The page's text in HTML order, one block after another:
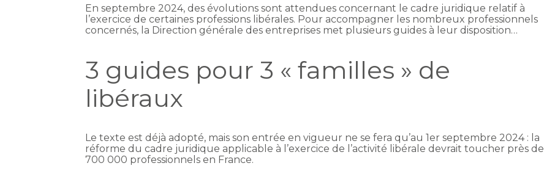
En septembre 2024, des évolutions sont attendues concernant le cadre juridique relatif à
l’exercice de certaines professions libérales. Pour accompagner les nombreux professionnels
concernés, la Direction générale des entreprises met plusieurs guides à leur disposition…
3 guides pour 3 « familles » de
libéraux
Le texte est déjà adopté, mais son entrée en vigueur ne se fera qu’au 1er septembre 2024 : la
réforme du cadre juridique applicable à l’exercice de l’activité libérale devrait toucher près de
700 000 professionnels en France.